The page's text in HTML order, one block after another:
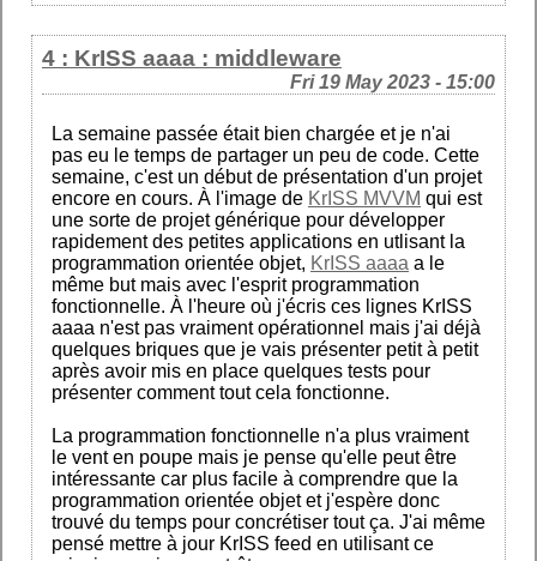
4 : KrISS aaaa : middleware
Fri 19 May 2023 - 15:00
La semaine passée était bien chargée et je n'ai
pas eu le temps de partager un peu de code. Cette
semaine, c'est un début de présentation d'un projet
encore en cours. À l'image de KrISS MVVM qui est
une sorte de projet générique pour développer
rapidement des petites applications en utlisant la
programmation orientée objet, KrISS aaaa a le
même but mais avec l'esprit programmation
fonctionnelle. À l'heure où j'écris ces lignes KrISS
aaaa n'est pas vraiment opérationnel mais j'ai déjà
quelques briques que je vais présenter petit à petit
après avoir mis en place quelques tests pour
présenter comment tout cela fonctionne.
La programmation fonctionnelle n'a plus vraiment
le vent en poupe mais je pense qu'elle peut être
intéressante car plus facile à comprendre que la
programmation orientée objet et j'espère donc
trouvé du temps pour concrétiser tout ça. J'ai même
pensé mettre à jour KrISS feed en utilisant ce